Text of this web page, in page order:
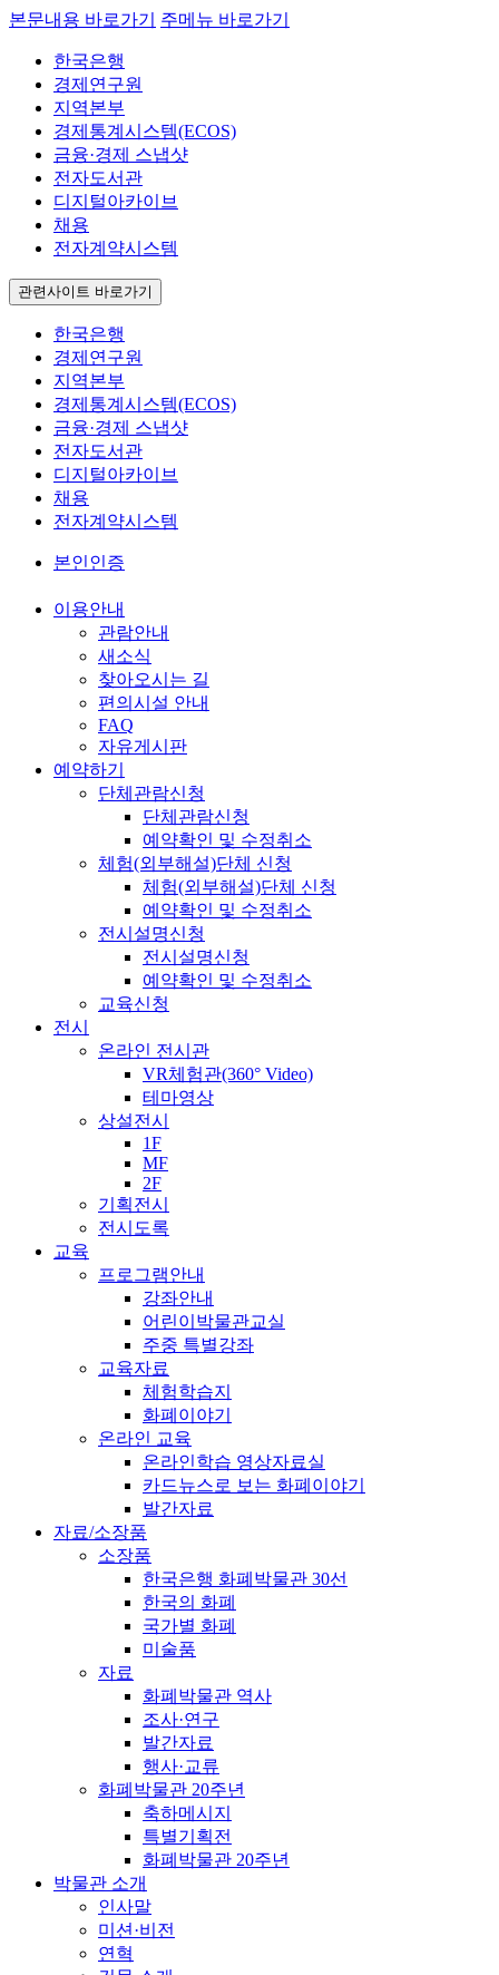
본문내용 바로가기 주메뉴 바로가기
한국은행
경제연구원
지역본부
경제통계시스템(ECOS)
금융·경제 스냅샷
전자도서관
디지털아카이브
채용
전자계약시스템
관련사이트 바로가기
한국은행
경제연구원
지역본부
경제통계시스템(ECOS)
금융·경제 스냅샷
전자도서관
디지털아카이브
채용
전자계약시스템
본인인증
이용안내
관람안내
새소식
찾아오시는 길
편의시설 안내
FAQ
자유게시판
예약하기
단체관람신청
단체관람신청
예약확인 및 수정취소
체험(외부해설)단체 신청
체험(외부해설)단체 신청
예약확인 및 수정취소
전시설명신청
전시설명신청
예약확인 및 수정취소
교육신청
전시
온라인 전시관
VR체험관(360° Video)
테마영상
상설전시
1F
MF
2F
기획전시
전시도록
교육
프로그램안내
강좌안내
어린이박물관교실
주중 특별강좌
교육자료
체험학습지
화폐이야기
온라인 교육
온라인학습 영상자료실
카드뉴스로 보는 화폐이야기
발간자료
자료/소장품
소장품
한국은행 화폐박물관 30선
한국의 화폐
국가별 화폐
미술품
자료
화폐박물관 역사
조사·연구
발간자료
행사·교류
화폐박물관 20주년
축하메시지
특별기획전
화폐박물관 20주년
박물관 소개
인사말
미션·비전
연혁